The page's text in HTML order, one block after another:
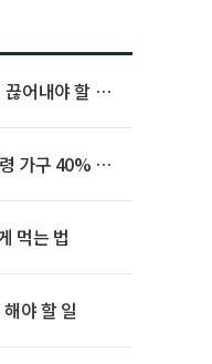
어내야 할 사
가구 40% 노
먹는 법
야 할 일